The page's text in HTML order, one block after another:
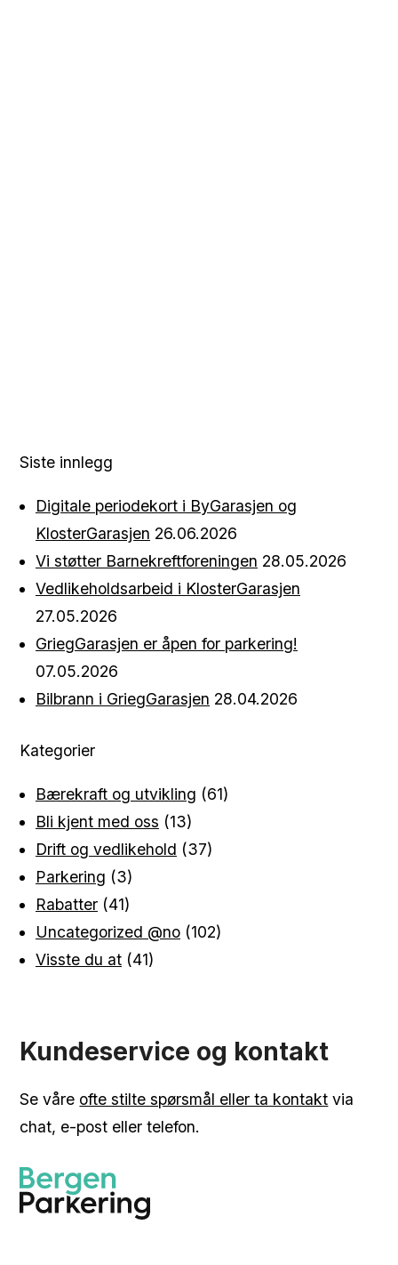
Siste innlegg
Digitale periodekort i ByGarasjen og
KlosterGarasjen 26.06.2026
Vi støtter Barnekreftforeningen 28.05.2026
Vedlikeholdsarbeid i KlosterGarasjen
27.05.2026
GriegGarasjen er åpen for parkering!
07.05.2026
Bilbrann i GriegGarasjen 28.04.2026
Kategorier
Bærekraft og utvikling (61)
Bli kjent med oss (13)
Drift og vedlikehold (37)
Parkering (3)
Rabatter (41)
Uncategorized @no (102)
Visste du at (41)
Kundeservice og kontakt
Se våre ofte stilte spørsmål eller ta kontakt via
chat, e-post eller telefon.